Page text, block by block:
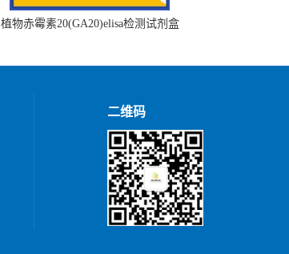
植物赤霉素20(GA20)elisa检测试剂盒
二维码